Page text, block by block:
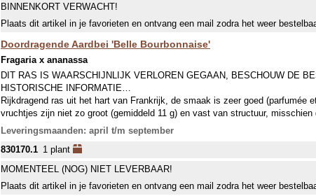
BINNENKORT VERWACHT!
Plaats dit artikel in je favorieten en ontvang een mail zodra het weer
Doordragende Aardbei 'Belle Bourbonnaise'
Fragaria x ananassa
DIT RAS IS WAARSCHIJNLIJK VERLOREN GEGAAN, BESCHOUW DE
HISTORISCHE INFORMATIE…
Rijkdragend ras uit het hart van Frankrijk, de smaak is zeer goed (parfumée
vruchtjes zijn niet zo groot (gemiddeld 11 g) en vast van structuur, misschien
doordragende rasje hier wel zijn extra aroma en zeer goede ziekteresistentie
mondjesmaat leverbaar zijn. In juli wordt jaarlijks een nieuwe teelt door onze
welke in september wordt geleverd. In april-mei kunnen we een deel van dit
Leveringsmaanden: april t/m september
830170.1 1 plant
MOMENTEEL (NOG) NIET LEVERBAAR!
Plaats dit artikel in je favorieten en ontvang een mail zodra het weer